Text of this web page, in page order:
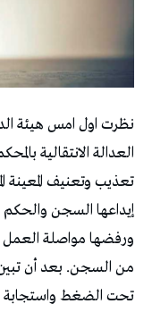
نظرت اول امس هيئة
العدالة الانتقالية
تعذيب وتعنيف المعينة
إيداعها السجن والحكم
ورفضها مواصلة العمل
من السجن. بعد أن
تحت الضغط واستجابة